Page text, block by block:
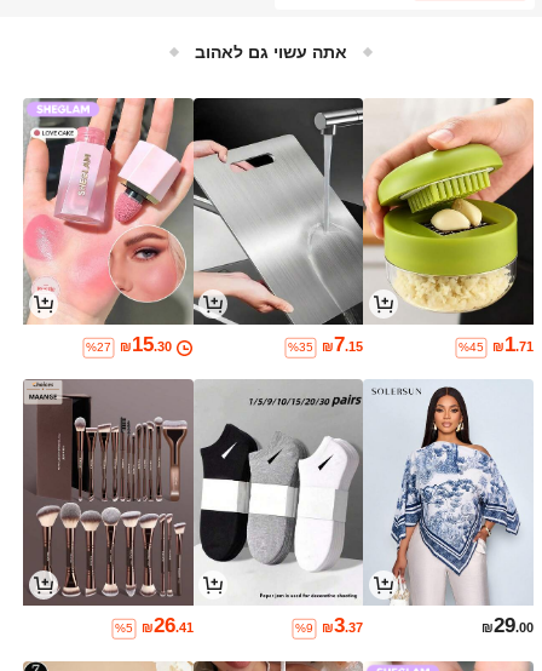
אתה עשוי גם לאהוב
₪1.71
%45
₪7.15
%35
₪15.30
%27
₪29.00
₪3.37
%9
₪26.41
%5